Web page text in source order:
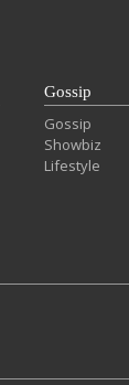
Gossip
Gossip
Showbiz
Lifestyle